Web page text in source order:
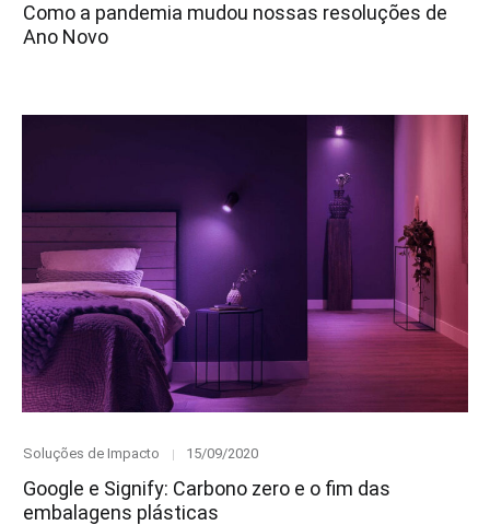
Como a pandemia mudou nossas resoluções de
Ano Novo
Category
Soluções de Impacto
Posted
15/09/2020
Google e Signify: Carbono zero e o fim das
embalagens plásticas